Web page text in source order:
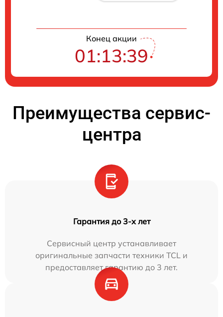
Конец акции
01:13:38
Преимущества сервис-
центра
Гарантия до 3-х лет
Сервисный центр устанавливает
оригинальные запчасти техники TCL и
предоставляет гарантию до 3 лет.